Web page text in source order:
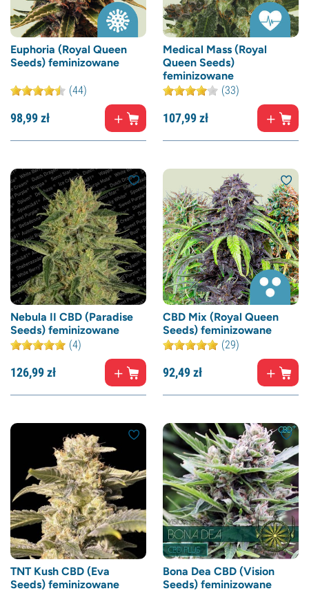
Euphoria (Royal Queen
Seeds) feminizowane
(44)
98,99zł
Medical Mass (Royal
Queen Seeds)
feminizowane
(33)
107,99zł
Nebula II CBD (Paradise
Seeds) feminizowane
(4)
126,99zł
CBD Mix (Royal Queen
Seeds) feminizowane
(29)
92,49zł
TNT Kush CBD (Eva
Seeds) feminizowane
Bona Dea CBD (Vision
Seeds) feminizowane